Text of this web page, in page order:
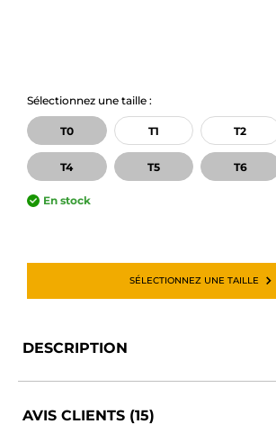
Sélectionnez une taille :
T0 T1 T2
T4 T5 T6
En stock
SÉLECTIONNEZ UNE TAILLE
DESCRIPTION
AVIS CLIENTS (15)